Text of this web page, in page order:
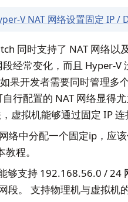
V NAT 网络设置固定 IP /
同时支持了 NAT 网络以
经常变化，而且 Hyper-V
果开发者需要同时管理多
行配置的 NAT 网络显得
虚拟机能够通过固定 IP 连
络中分配一个固定ip，应
程。
够支持 192.168.56.0 / 24
段。 支持物理机与虚拟机